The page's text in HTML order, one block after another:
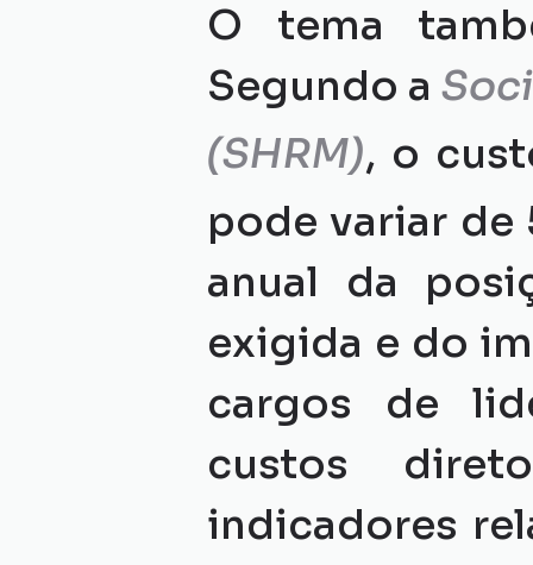
O tema
Segundo a
(SHRM), o
pode variar de
anual da
exigida e do
cargos de
custos
indicadores